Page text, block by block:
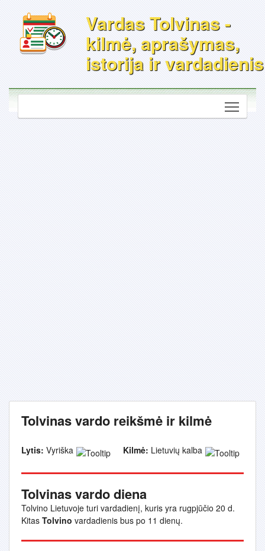
Vardas Tolvinas -
kilmė, aprašymas,
istorija ir vardadienis
Tolvinas vardo reikšmė ir kilmė
Lytis: Vyriška Kilmė: Lietuvių kalba
Tolvinas vardo diena
Tolvino Lietuvoje turi vardadienį, kuris yra rugpjūčio 20 d.
Kitas Tolvino vardadienis bus po 11 dienų.